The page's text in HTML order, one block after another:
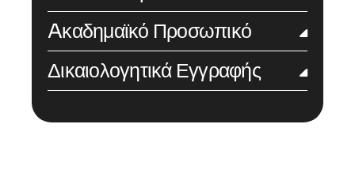
Aκαδημαϊκό Προσωπικό
Δικαιολογητικά Εγγραφής